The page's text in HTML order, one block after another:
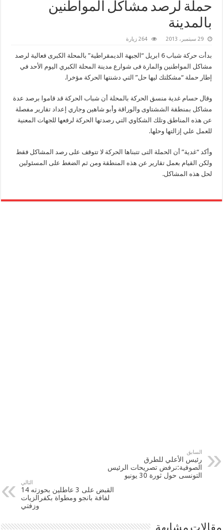
حملة لرصد مشاكل المواطنين
بالمدينة
29 سبتمبر، 2013 264 زيارة
بدأت حركة شباب 6 ابريل “الجبهة الديمقراطية” بالمحلة الكبرى فعالية لرصد
مشاكل المواطنين والمارة فى شوارع مدينة المحلة الكبري اليوم الأحد في
إطار حملة “مشكلتك ليها حل” التي دشنتها الحركة مؤخرا.
وقال حسام غدية منسق الحركة بالمحلة أن شباب الحركة قد قاموا برصد عدة
مشاكل بمنطقة الششتاوى والوراقة وأبو شاهين وجاري إعداد تقارير مفصلة
عن هذه المناطق وتلك الشكاوي التي رصدتها الحركة لرفعها للجهات المعنية
للعمل علي إزالتها وحلها.
وأكد “غدية” أن الحملة التى تتبناها الحركة لا تتوقف على رصد المشاكل فقط
ولكن القيام بعمل تقارير عن هذه المنطقة ومن ثم الضغط على المسئولين
لحل هذه المشاكل.
السابق
رئيس الأعلي للطرق
الصوفية:نرفض تصريحات الرئيس
التونسى حول ثورة 30 يونيو
التالي
القبض على 3 عاطلين بحوزته 14
لفافة بانجو ومطواة بكفرالزيات
وزفتي